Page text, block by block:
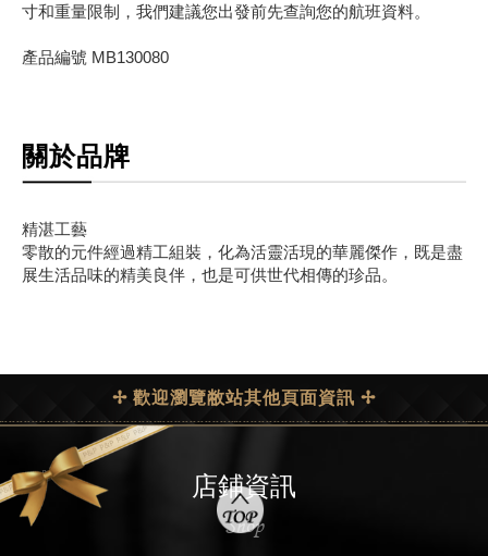
寸和重量限制，我們建議您出發前先查詢您的航班資料。
產品編號 MB130080
關於品牌
精湛工藝
零散的元件經過精工組裝，化為活靈活現的華麗傑作，既是盡
展生活品味的精美良伴，也是可供世代相傳的珍品。
✢ 歡迎瀏覽敝站其他頁面資訊 ✢
店鋪資訊
Shop